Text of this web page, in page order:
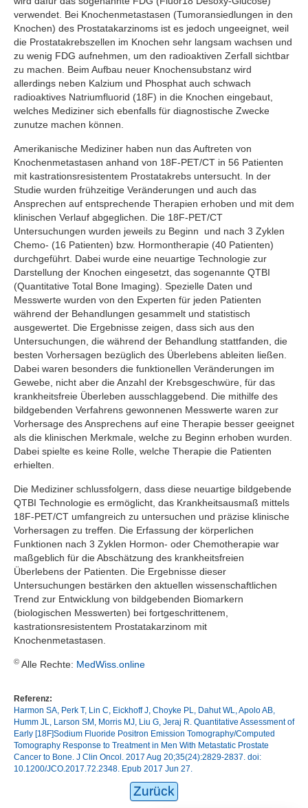
verwendet. Bei Knochenmetastasen (Tumoransiedlungen in den
Knochen) des Prostatakarzinoms ist es jedoch ungeeignet, weil
die Prostatakrebszellen im Knochen sehr langsam wachsen und
zu wenig FDG aufnehmen, um den radioaktiven Zerfall sichtbar
zu machen. Beim Aufbau neuer Knochensubstanz wird
allerdings neben Kalzium und Phosphat auch schwach
radioaktives Natriumfluorid (18F) in die Knochen eingebaut,
welches Mediziner sich ebenfalls für diagnostische Zwecke
zunutze machen können.
Amerikanische Mediziner haben nun das Auftreten von
Knochenmetastasen anhand von 18F-PET/CT in 56 Patienten
mit kastrationsresistentem Prostatakrebs untersucht. In der
Studie wurden frühzeitige Veränderungen und auch das
Ansprechen auf entsprechende Therapien erhoben und mit dem
klinischen Verlauf abgeglichen. Die 18F-PET/CT
Untersuchungen wurden jeweils zu Beginn und nach 3 Zyklen
Chemo- (16 Patienten) bzw. Hormontherapie (40 Patienten)
durchgeführt. Dabei wurde eine neuartige Technologie zur
Darstellung der Knochen eingesetzt, das sogenannte QTBI
(Quantitative Total Bone Imaging). Spezielle Daten und
Messwerte wurden von den Experten für jeden Patienten
während der Behandlungen gesammelt und statistisch
ausgewertet. Die Ergebnisse zeigen, dass sich aus den
Untersuchungen, die während der Behandlung stattfanden, die
besten Vorhersagen bezüglich des Überlebens ableiten ließen.
Dabei waren besonders die funktionellen Veränderungen im
Gewebe, nicht aber die Anzahl der Krebsgeschwüre, für das
krankheitsfreie Überleben ausschlaggebend. Die mithilfe des
bildgebenden Verfahrens gewonnenen Messwerte waren zur
Vorhersage des Ansprechens auf eine Therapie besser geeignet
als die klinischen Merkmale, welche zu Beginn erhoben wurden.
Dabei spielte es keine Rolle, welche Therapie die Patienten
erhielten.
Die Mediziner schlussfolgern, dass diese neuartige bildgebende
QTBI Technologie es ermöglicht, das Krankheitsausmaß mittels
18F-PET/CT umfangreich zu untersuchen und präzise klinische
Vorhersagen zu treffen. Die Erfassung der körperlichen
Funktionen nach 3 Zyklen Hormon- oder Chemotherapie war
maßgeblich für die Abschätzung des krankheitsfreien
Überlebens der Patienten. Die Ergebnisse dieser
Untersuchungen bestärken den aktuellen wissenschaftlichen
Trend zur Entwicklung von bildgebenden Biomarkern
(biologischen Messwerten) bei fortgeschrittenem,
kastrationsresistentem Prostatakarzinom mit
Knochenmetastasen.
© Alle Rechte: MedWiss.online
Referenz:
Harmon SA, Perk T, Lin C, Eickhoff J, Choyke PL, Dahut WL, Apolo AB,
Humm JL, Larson SM, Morris MJ, Liu G, Jeraj R. Quantitative Assessment of
Early [18F]Sodium Fluoride Positron Emission Tomography/Computed
Tomography Response to Treatment in Men With Metastatic Prostate
Cancer to Bone. J Clin Oncol. 2017 Aug 20;35(24):2829-2837. doi:
10.1200/JCO.2017.72.2348. Epub 2017 Jun 27.
Zurück